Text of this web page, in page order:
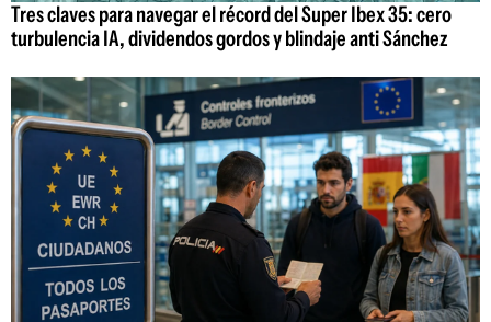
Tres claves para navegar el récord del Super Ibex 35: cero
turbulencia IA, dividendos gordos y blindaje anti Sánchez